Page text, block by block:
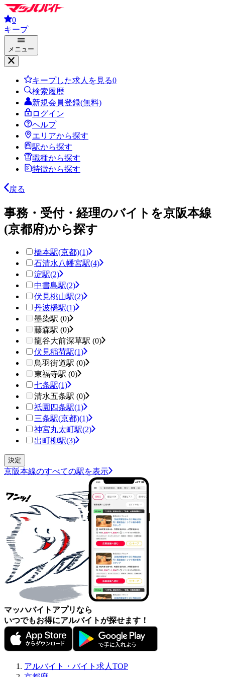
0
キープ
メニュー
キープした求人を見る0
検索履歴
新規会員登録(無料)
ログイン
ヘルプ
エリアから探す
駅から探す
職種から探す
特徴から探す
戻る
事務・受付・経理のバイトを京阪本線
(京都府)から探す
橋本駅(京都)(1)
石清水八幡宮駅(4)
淀駅(2)
中書島駅(2)
伏見桃山駅(2)
丹波橋駅(1)
墨染駅 (0)
藤森駅 (0)
龍谷大前深草駅 (0)
伏見稲荷駅(1)
鳥羽街道駅 (0)
東福寺駅 (0)
七条駅(1)
清水五条駅 (0)
祇園四条駅(1)
三条駅(京都)(1)
神宮丸太町駅(2)
出町柳駅(3)
京阪本線のすべての駅を表示
マッハバイトアプリなら
いつでもお得にアルバイトが探せます！
アルバイト・バイト求人TOP